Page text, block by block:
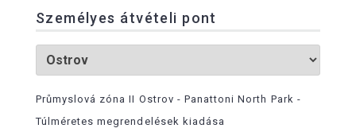
Személyes átvételi pont
Průmyslová zóna II Ostrov - Panattoni North Park -
Túlméretes megrendelések kiadása